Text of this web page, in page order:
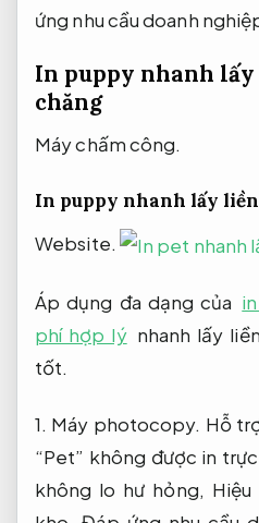
ứng nhu cầu doanh
In puppy nhanh
chăng
Máy chấm công.
In puppy nhanh lấy
Website.
Áp dụng đa dạng của
phí hợp lý nhanh lấy
tốt.
1. Máy photocopy. Hỗ
“Pet” không được in
không lo hư hỏng, Hiệu